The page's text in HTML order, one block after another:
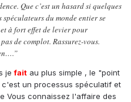
Que c’est un hasard si quelques
du monde entier se
à fort effet de levier pour
de complot. Rassurez-vous.
jefait au plus simple , le "point
un processus spéculatif et
Vous connaissez l'affaire des